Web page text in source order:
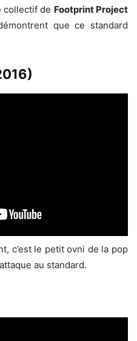
collectif de Footprint Project
que ce standard
c’est le petit ovni de la pop
au standard.